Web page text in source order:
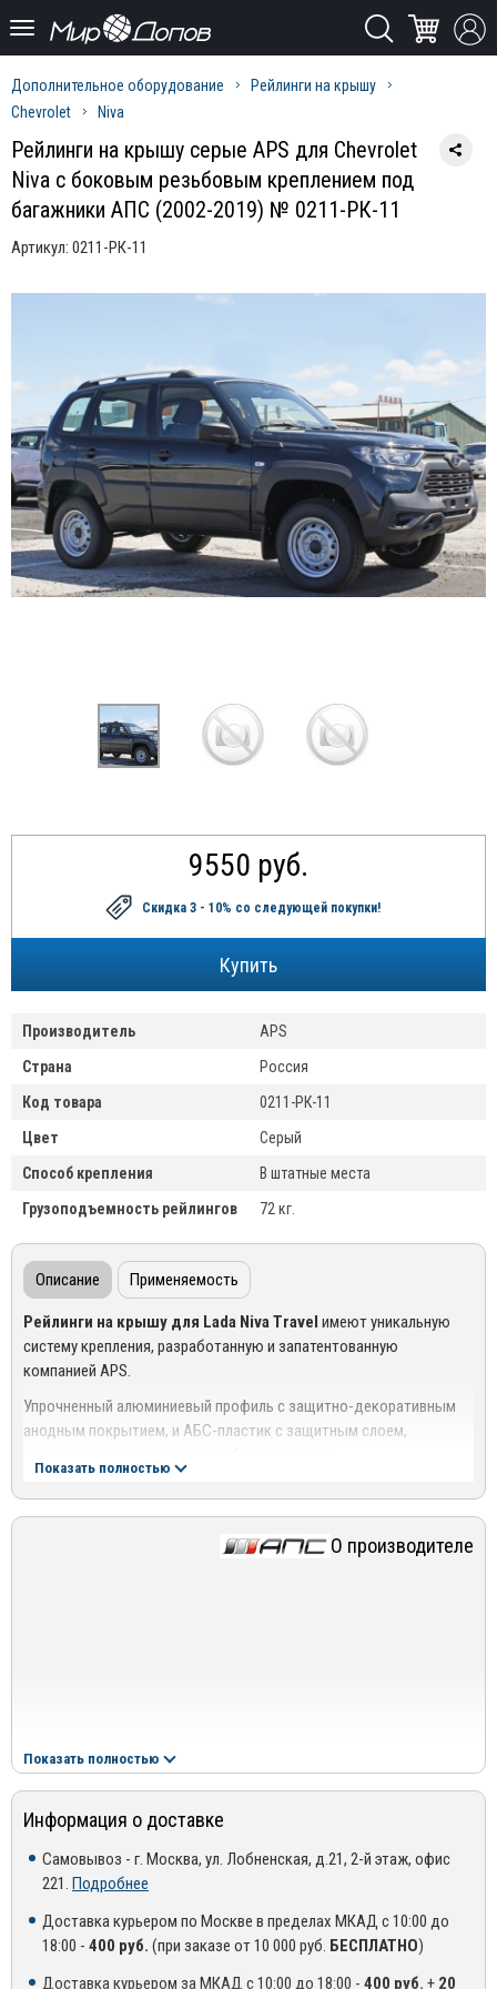
Дополнительное оборудование
Рейлинги на крышу
Chevrolet
Niva
Рейлинги на крышу серые APS для Chevrolet
Niva с боковым резьбовым креплением под
багажники АПС (2002-2019) № 0211-РК-11
Артикул: 0211-РК-11
9550 руб.
Скидка 3 - 10% со следующей покупки!
Производитель
APS
Страна
Россия
Код товара
0211-РК-11
Цвет
Серый
Способ крепления
В штатные места
Грузоподъемность рейлингов
72 кг.
Описание Применяемость
Рейлинги на крышу для Lada Niva Travel имеют уникальную
систему крепления, разработанную и запатентованную
компанией APS.
Упрочненный алюминиевый профиль с защитно-декоративным
анодным покрытием, и АБС-пластик с защитным слоем,
Способ установки:Крепление в штатные места в кузове
автомобиля при помощи винтового соединения, без приклейки к
поверхности крыши. В комплекте специальная система защиты
Показать полностью
О производителе
Показать полностью
Информация о доставке
Самовывоз - г. Москва, ул. Лобненская, д.21, 2-й этаж, офис
221. Подробнее
Доставка курьером по Москве в пределах МКАД с 10:00 до
18:00 - 400 руб. (при заказе от 10 000 руб. БЕСПЛАТНО)
Доставка курьером за МКАД с 10:00 до 18:00 - 400 руб. + 20